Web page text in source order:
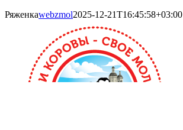
Ряженкаwebzmol2025-12-21T16:45:58+03:00